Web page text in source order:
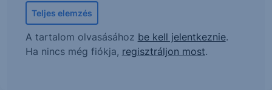
Teljes elemzés
A tartalom olvasásához be kell jelentkeznie.
Ha nincs még fiókja, regisztráljon most.